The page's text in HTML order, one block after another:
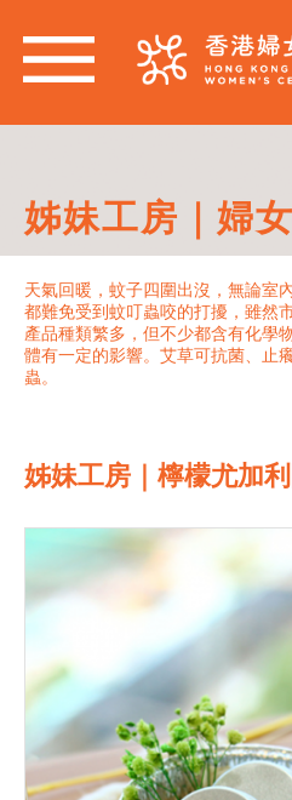
姊妹工房｜婦
天氣回暖，蚊子四圍出沒，無論室
都難免受到蚊叮蟲咬的打擾，雖然
產品種類繁多，但不少都含有化學
體有一定的影響。艾草可抗菌、止
蟲。
姊妹工房｜檸檬尤加